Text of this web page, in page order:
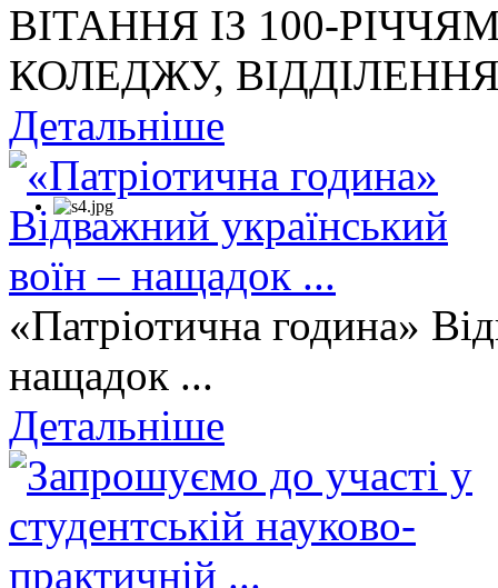
ВІТАННЯ ІЗ 100-
КОЛЕДЖУ,
Детальніше
«Патріотична година»
нащадок ...
Детальніше